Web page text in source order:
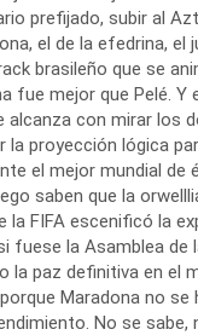
prefijado, subir al
el de la efedrina, el
brasileño que se
fue mejor que Pelé. Y
alcanza con mirar los
la proyección lógica
el mejor mundial de
saben que la
la FIFA escenificó la
fuese la Asamblea de
la paz definitiva en el
Maradona no se
No se sabe,